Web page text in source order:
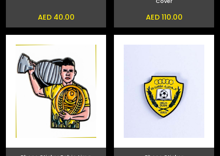
AED 110.00
AED 40.00